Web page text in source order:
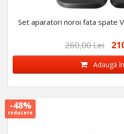
Set aparatori noroi fata spate
260,00 Lei
Adaugă
-48%
reducere